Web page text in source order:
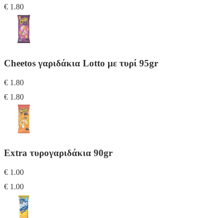
€ 1.80
Cheetos γαριδάκια Lotto με τυρί 95gr
€ 1.80
€ 1.80
Extra τυρογαριδάκια 90gr
€ 1.00
€ 1.00